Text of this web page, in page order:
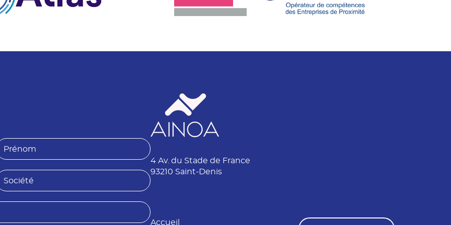
4 Av. du Stade de France
93210 Saint-Denis
Accueil